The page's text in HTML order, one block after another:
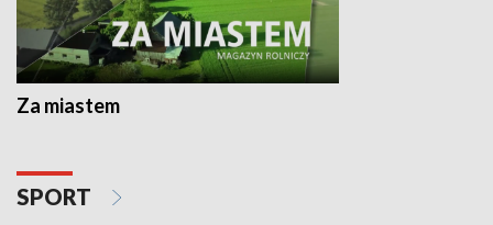
Za miastem
SPORT